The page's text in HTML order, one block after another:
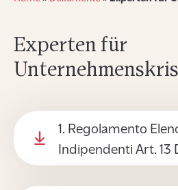
Experten für
1. Regolamento
Indipendenti Art. 13